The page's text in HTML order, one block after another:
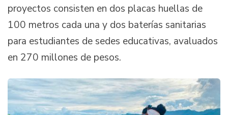
proyectos consisten en dos placas huellas de
100 metros cada una y dos baterías sanitarias
para estudiantes de sedes educativas, avaluados
en 270 millones de pesos.